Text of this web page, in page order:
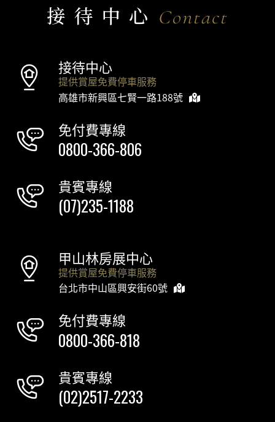
接待中心 Contact
接待中心
提供賞屋免費停車服務
高雄市新興區七賢一路188號
免付費專線
0800-366-806
貴賓專線
(07)235-1188
甲山林房展中心
提供賞屋免費停車服務
台北市中山區興安街60號
免付費專線
0800-366-818
貴賓專線
(02)2517-2233